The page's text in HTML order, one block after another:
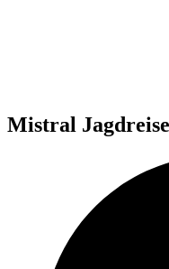
Mistral